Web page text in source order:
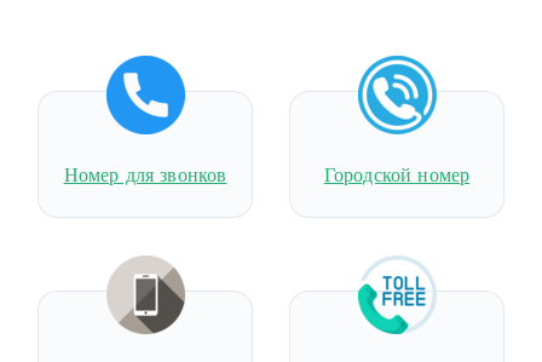
Номер для звонков Городской номер